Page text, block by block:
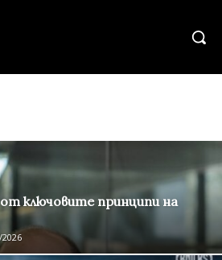
от ключовите принципи на